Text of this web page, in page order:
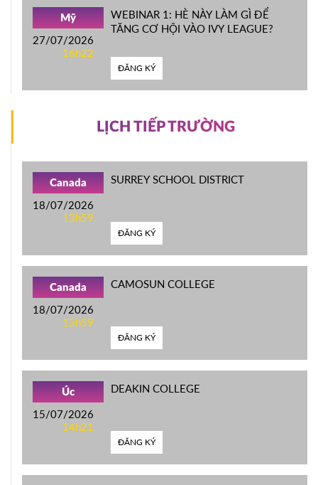
Mỹ
27/07/2026
16h22
WEBINAR 1: HÈ NÀY LÀM GÌ ĐỂ
TĂNG CƠ HỘI VÀO IVY LEAGUE?
ĐĂNG KÝ
LỊCH TIẾP TRƯỜNG
Canada
18/07/2026
13h59
SURREY SCHOOL DISTRICT
ĐĂNG KÝ
Canada
18/07/2026
13h59
CAMOSUN COLLEGE
ĐĂNG KÝ
Úc
15/07/2026
14h21
DEAKIN COLLEGE
ĐĂNG KÝ